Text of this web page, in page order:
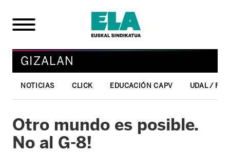
GIZALAN
NOTICIAS CLICK EDUCACIÓN CAPV UDAL /
Otro mundo es posible.
No al G-8!